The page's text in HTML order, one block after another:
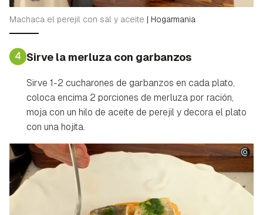
Guardar como favorito
Para poder guardar como favorito, primero has de
iniciar sesión con tu cuenta de Hogarmanía.
INICIAR SESIÓN CANCELAR
Machaca el perejil con sal y aceite | Hogarmania
4 Sirve la merluza con garbanzos
Sirve 1-2 cucharones de garbanzos en cada plato,
coloca encima 2 porciones de merluza por ración,
moja con un hilo de aceite de perejil y decora el plato
con una hojita.
Contenido enviado
Gracias por suscribirte a nuestro boletín.
ACEPTAR